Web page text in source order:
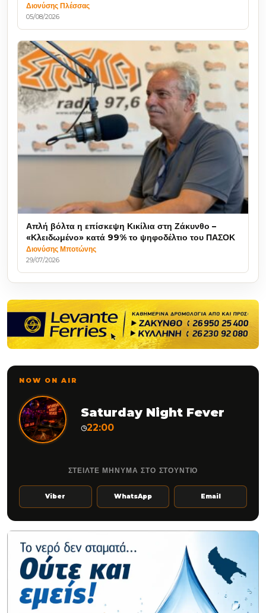
Διονύσης Πλέσσας
05/08/2026
Απλή βόλτα η επίσκεψη Κικίλια στη Ζάκυνθο –
«Κλειδωμένο» κατά 99% το ψηφοδέλτιο του ΠΑΣΟΚ
Διονύσης Μποτώνης
29/07/2026
NOW ON AIR
Saturday Night Fever
◷22:00
ΣΤΕΙΛΤΕ ΜΗΝΥΜΑ ΣΤΟ ΣΤΟΥΝΤΙΟ
Viber WhatsApp Email